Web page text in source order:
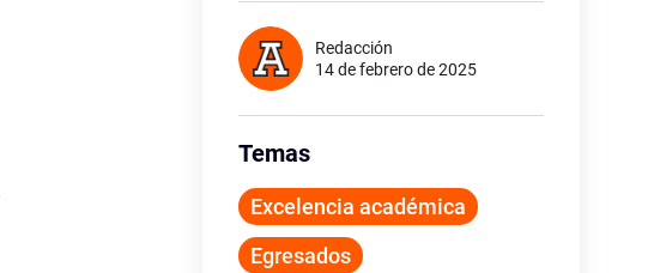
Redacción
14 de febrero de 2025
Temas
Excelencia académica
Egresados